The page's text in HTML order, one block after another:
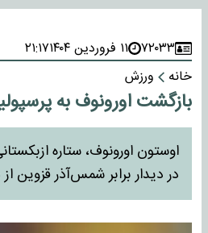
سازمان اطلاعات سپاه: پروژه دولت ترامپ
۷۲۰۳۳ ۱۱ فروردین ۱۴۰۴
۲۱:۱۷
خانه
ورزش
بازگشت اورونوف به
اوستون اورونوف، ستاره
در دیدار برابر شمس‌آذر قزوین از دقیقه ۸۰ به